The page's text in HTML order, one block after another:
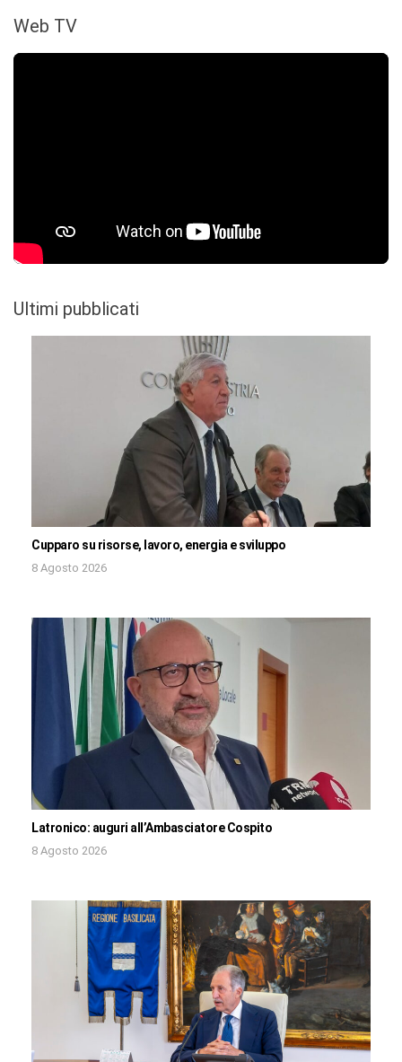
Web TV
Ultimi pubblicati
Cupparo su risorse, lavoro, energia e sviluppo
8 Agosto 2026
Latronico: auguri all’Ambasciatore Cospito
8 Agosto 2026